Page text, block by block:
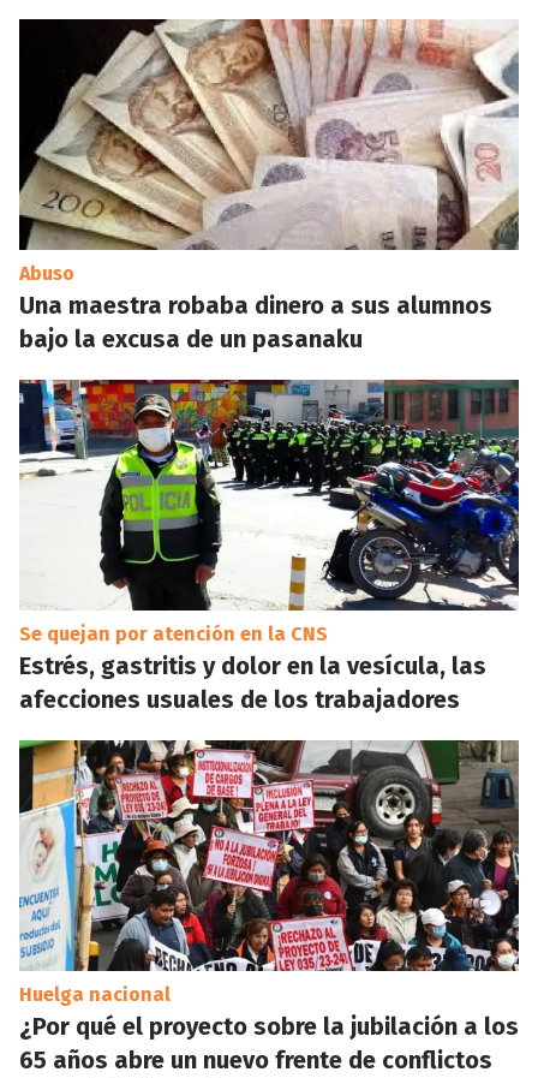
Abuso
Una maestra robaba dinero a sus alumnos
bajo la excusa de un pasanaku
Se quejan por atención en la CNS
Estrés, gastritis y dolor en la vesícula, las
afecciones usuales de los trabajadores
Huelga nacional
¿Por qué el proyecto sobre la jubilación a los
65 años abre un nuevo frente de conflictos